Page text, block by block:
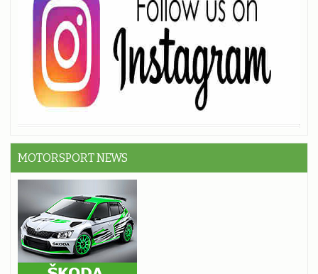
MOTORSPORT NEWS